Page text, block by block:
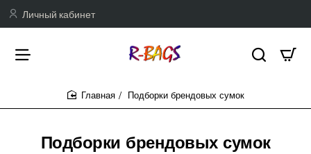
Личный кабинет
Подборки брендовых сумок
Подборки брендовых сумок